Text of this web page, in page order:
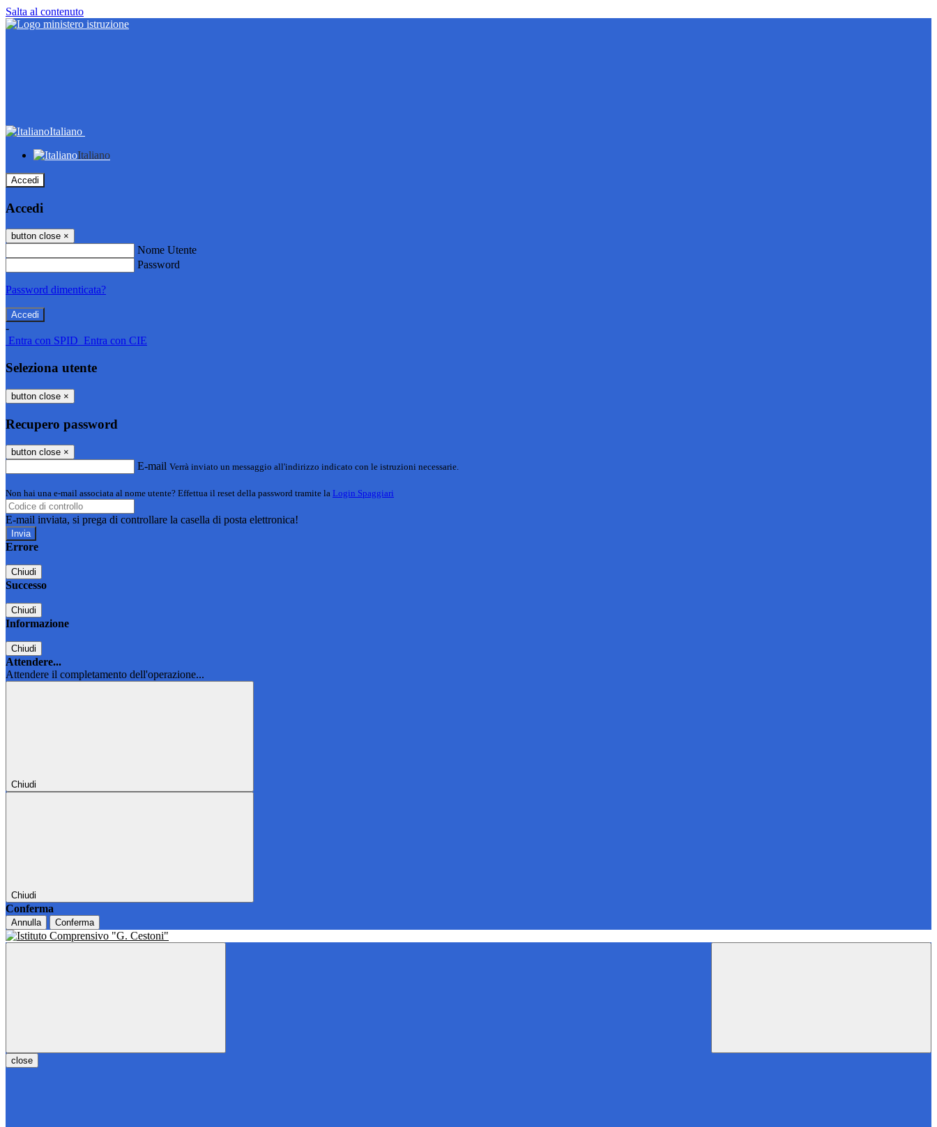
Salta al contenuto
Italiano
Italiano
Accedi
Accedi
button close ×
Nome Utente
Password
Password dimenticata?
-
Entra con SPID Entra con CIE
Seleziona utente
button close ×
Recupero password
button close ×
E-mail Verrà inviato un messaggio all'indirizzo indicato con le istruzioni necessarie.
Non hai una e-mail associata al nome utente? Effettua il reset della password tramite la Login Spaggiari
E-mail inviata, si prega di controllare la casella di posta elettronica!
Errore
Chiudi
Successo
Chiudi
Informazione
Chiudi
Attendere...
Attendere il completamento dell'operazione...
Chiudi
Chiudi
Conferma
Annulla Conferma
close